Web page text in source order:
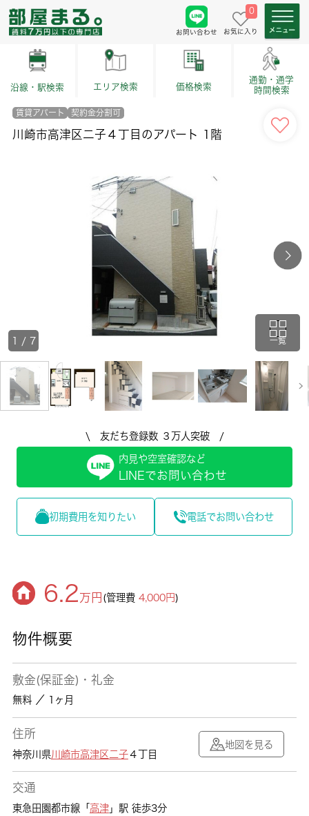
お問い合わせ
0
お気に入り
沿線・駅検索 エリア検索 価格検索
通勤・通学
時間検索
賃貸アパート 契約金分割可
川崎市高津区二子４丁目のアパート 1階
一覧
1 / 7
\ 友だち登録数 ３万人突破 /
内見や空室確認など
LINEでお問い合わせ
初期費用を知りたい 電話でお問い合わせ
6.2万円 (管理費4,000円)
物件概要
敷金(保証金)・礼金
無料 ／ 1ヶ月
住所
神奈川県川崎市高津区 二子４丁目
地図を見る
交通
東急田園都市線「 高津」駅 徒歩3分